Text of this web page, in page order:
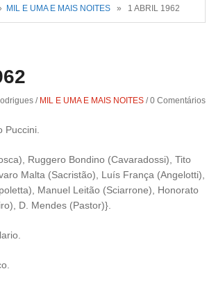
MIL E UMA E MAIS NOITES » 1 ABRIL 1962
/ MIL E UMA E MAIS NOITES /0 Comentários
Puccini.
Ruggero Bondino (Cavaradossi), Tito
Malta (Sacristão), Luís França (Angelotti),
Manuel Leitão (Sciarrone), Honorato
D. Mendes (Pastor)}.